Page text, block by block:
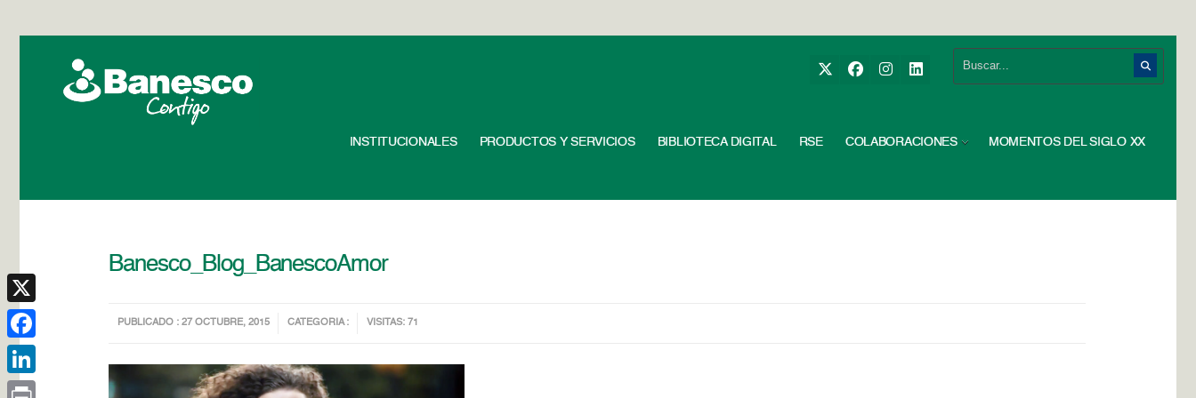
INSTITUCIONALES PRODUCTOS Y SERVICIOS BIBLIOTECA DIGITAL RSE COLABORACIONES MOMENTOS DEL SIGLO XX
Banesco_Blog_BanescoAmor
PUBLICADO : 27 OCTUBRE, 2015 CATEGORIA : VISITAS: 71
X
Facebook
LinkedIn